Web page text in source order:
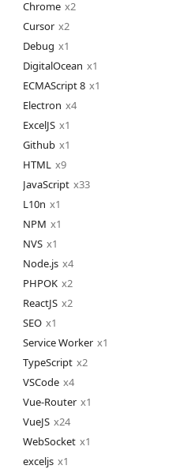
Chrome 2
Cursor
2
Debug
1
DigitalOcean
1
ECMAScript 8
1
Electron
4
ExcelJS
1
Github
1
HTML
9
JavaScript
33
L10n
1
NPM
1
NVS
1
Node.js
4
PHPOK
2
ReactJS
2
SEO
1
Service Worker
1
TypeScript
2
VSCode
4
Vue-Router
1
VueJS
24
WebSocket
1
exceljs
1